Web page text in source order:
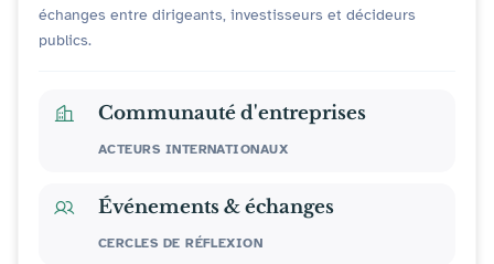
échanges entre dirigeants, investisseurs et décideurs
publics.
Communauté d'entreprises
ACTEURS INTERNATIONAUX
Événements & échanges
CERCLES DE RÉFLEXION